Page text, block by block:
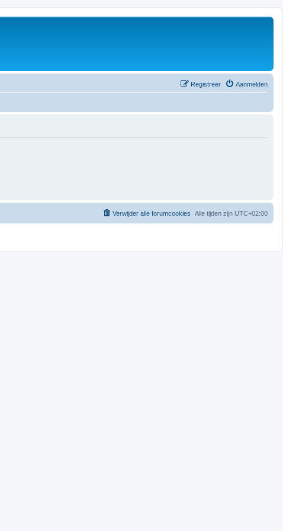
Aanmelden
Registreer
Alle tijden zijn UTC+02:00
Verwijder alle forumcookies